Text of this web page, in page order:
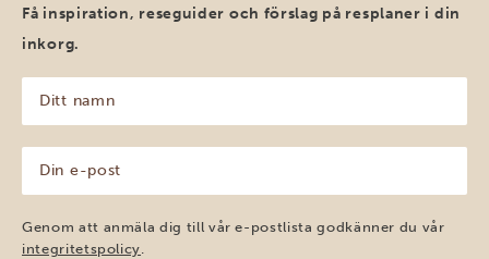
Få inspiration, reseguider och förslag på resplaner i din
inkorg.
namn
(Obligatoriskt)
post
(Obligatoriskt)
Genom att anmäla dig till vår e-postlista godkänner du vår
integritetspolicy.